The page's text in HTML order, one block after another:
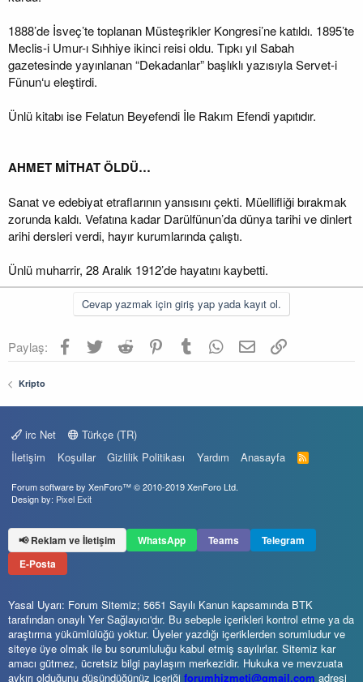
1888’de İsveç’te toplanan Müsteşrikler Kongresi’ne katıldı. 1895’te
Meclis-i Umur-ı Sıhhiye ikinci reisi oldu. Tıpkı yıl Sabah
gazetesinde yayınlanan “Dekadanlar” başlıklı yazısıyla Servet-i
Fünun‘u eleştirdi.
Ünlü kitabı ise Felatun Beyefendi İle Rakım Efendi yapıtıdır.
AHMET MİTHAT ÖLDÜ…
Sanat ve edebiyat etraflarının yansısını çekti. Müellifliği bırakmak
zorunda kaldı. Vefatına kadar Darülfünun’da dünya tarihi ve dinlert
arihi dersleri verdi, hayır kurumlarında çalıştı.
Ünlü muharrir, 28 Aralık 1912’de hayatını kaybetti.
Cevap yazmak için giriş yap yada kayıt ol.
Paylaş: Facebook
TwitterReddit PinterestTumblr WhatsApp
E-postaLink
Kripto
irc Net
Türkçe (TR)
İletişim
Koşullar Gizlilik Politikası Yardım Anasayfa
R
S
Forum software by XenForo™© 2010-2019 XenForo Ltd.
Design by: Pixel Exit
📢 Reklam ve İletişim WhatsApp Teams
Telegram
E-Posta
Yasal Uyarı: Forum Sitemiz; 5651 Sayılı Kanun kapsamında BTK
tarafından onaylı Yer Sağlayıcı'dır. Bu sebeple içerikleri kontrol etme ya da
araştırma yükümlülüğü yoktur. Üyeler yazdığı içeriklerden sorumludur ve
siteye üye olmak ile bu sorumluluğu kabul etmiş sayılırlar. Sitemiz kar
amacı gütmez, ücretsiz bilgi paylaşım merkezidir. Hukuka ve mevzuata
aykırı olduğunu düşündüğünüz içeriği forumhizmeti@gmail.com adresi